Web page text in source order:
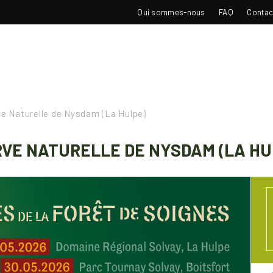
TOP
NAVIGATION
Qui sommes-nous FAQ
Naturelle de Nysdam (La Hulpe)
NATURELLE DE NYSDAM (LA